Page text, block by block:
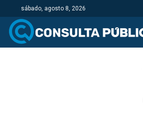
sábado, agosto 8, 2026